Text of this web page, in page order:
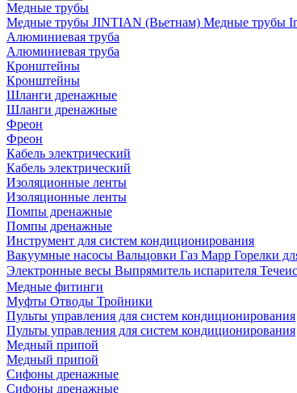
Медные трубы
Медные трубы JINTIAN (Вьетнам) Медные трубы
Алюминиевая труба
Алюминиевая труба
Кронштейны
Кронштейны
Шланги дренажные
Шланги дренажные
Фреон
Фреон
Кабель электрический
Кабель электрический
Изоляционные ленты
Изоляционные ленты
Помпы дренажные
Помпы дренажные
Инструмент для систем кондиционирования
Вакуумные насосы Вальцовки Газ Mapp Горелки
Электронные весы Выпрямитель испарителя
Медные фитинги
Муфты Отводы Тройники
Пульты управления для систем кондиционирования
Пульты управления для систем кондиционирования
Медный припой
Медный припой
Сифоны дренажные
Сифоны дренажные